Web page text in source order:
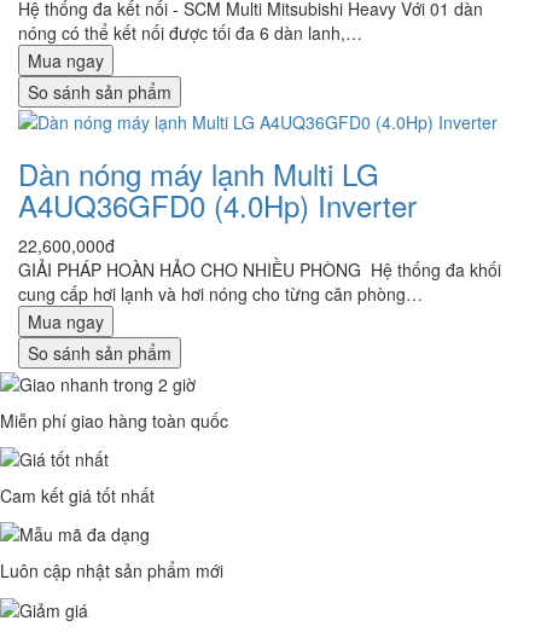
Hệ thống đa kết nối - SCM Multi Mitsubishi Heavy Với 01 dàn
nóng có thể kết nối được tối đa 6 dàn lanh,…
Mua ngay
So sánh sản phẩm
Dàn nóng máy lạnh Multi LG
A4UQ36GFD0 (4.0Hp) Inverter
22,600,000đ
GIẢI PHÁP HOÀN HẢO CHO NHIỀU PHÒNG Hệ thống đa khối
cung cấp hơi lạnh và hơi nóng cho từng căn phòng…
Mua ngay
So sánh sản phẩm
Miễn phí giao hàng toàn quốc
Cam kết giá tốt nhất
Luôn cập nhật sản phẩm mới